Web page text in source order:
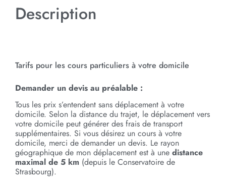
Description
Tarifs pour les cours particuliers à votre domicile
Demander un devis au préalable :
Tous les prix s’entendent sans déplacement à votre
domicile. Selon la distance du trajet, le déplacement vers
votre domicile peut générer des frais de transport
supplémentaires. Si vous désirez un cours à votre
domicile, merci de demander un devis. Le rayon
géographique de mon déplacement est à une distance
maximal de 5 km (depuis le Conservatoire de
Strasbourg).